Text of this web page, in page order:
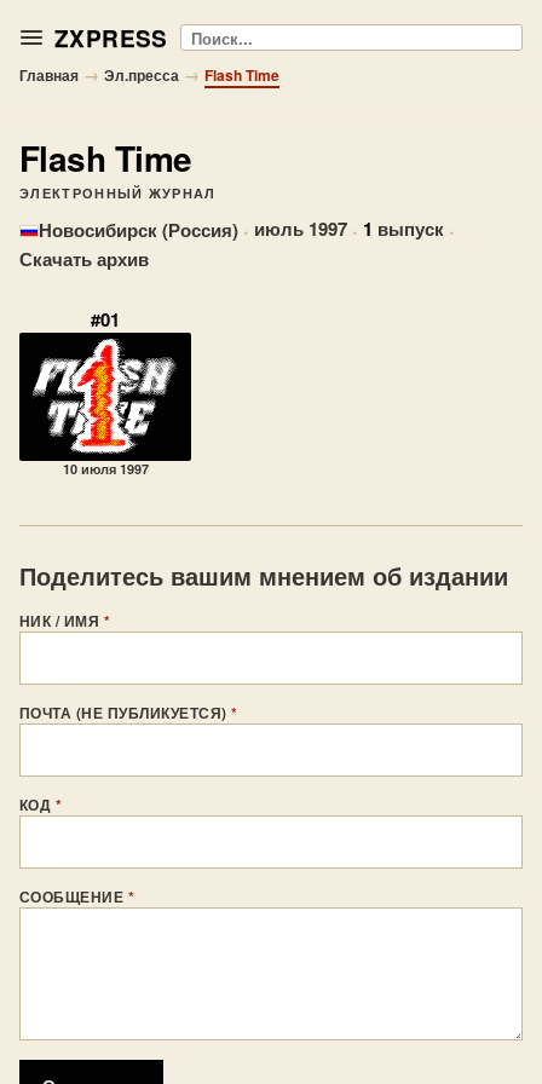
ZXPRESS Поиск
Главная → Эл.пресса → Flash Time
Flash Time
ЭЛЕКТРОННЫЙ ЖУРНАЛ
Новосибирск (Россия) · июль 1997 · 1 выпуск ·
Скачать архив
#01
10 июля 1997
Поделитесь вашим мнением об издании
НИК / ИМЯ *
ПОЧТА (НЕ ПУБЛИКУЕТСЯ)*
КОД *
СООБЩЕНИЕ *